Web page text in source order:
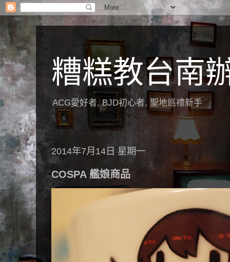
糟糕教台南
ACG愛好者, BJD初心者, 聖地巡禮新手
2014年7月14日 星期一
COSPA 艦娘商品